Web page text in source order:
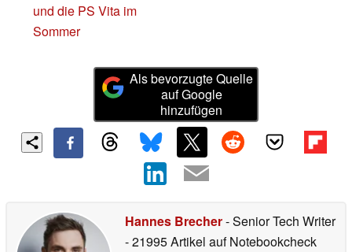
und die PS Vita im
Sommer
Als bevorzugte Quelle
auf Google
hinzufügen
Hannes Brecher- Senior Tech Writer
- 21995 Artikel auf Notebookcheck